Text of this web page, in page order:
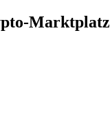
Marktplatz